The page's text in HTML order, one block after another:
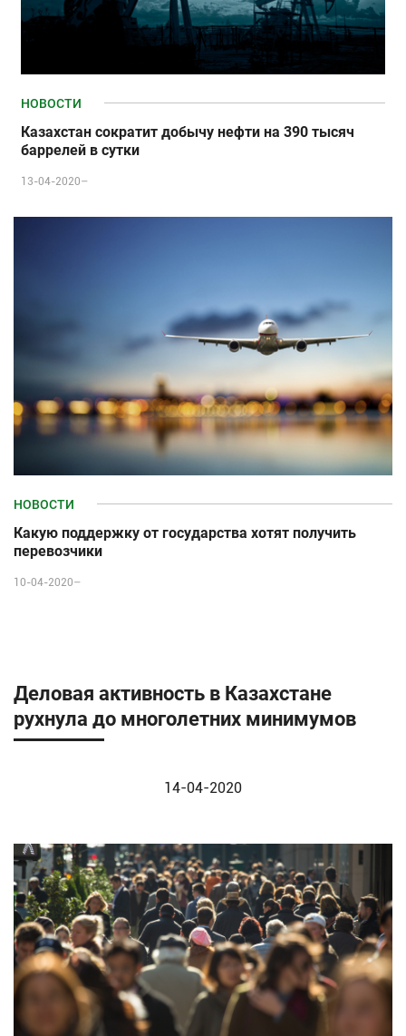
НОВОСТИ
Казахстан сократит добычу нефти на 390 тысяч
баррелей в сутки
13-04-2020–
НОВОСТИ
Какую поддержку от государства хотят получить
перевозчики
10-04-2020–
Деловая активность в Казахстане
рухнула до многолетних минимумов
14-04-2020